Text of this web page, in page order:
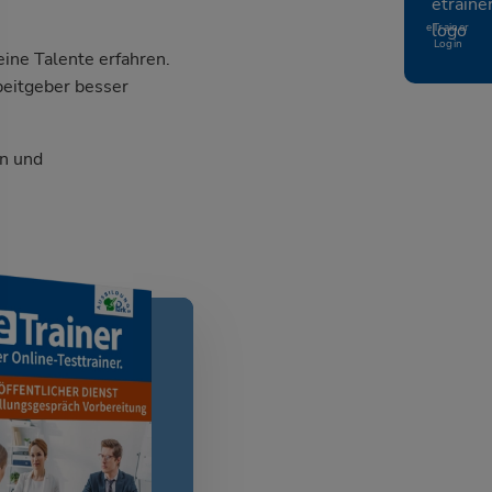
eTrainer
Login
Talente erfahren.
besser
und